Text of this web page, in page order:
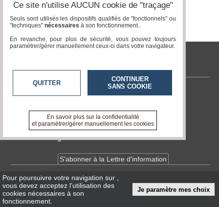
du
groupe
Blogs
Inscription
tvlocale.fr
Contactez-nous
A propos de tvlocale.fr
Devenir délégué
S'abonner à la Lettre d'information
InfosCNIL/RGPD
Conditions Générales d'Utilisation
Pour poursuivre votre navigation sur
vous devez acceptez l’utilisation des
cookies nécessaires à son
fonctionnement.
Je paramètre mes choix
Ce site n'utilise AUCUN cookie de "traçage"
Seuls sont utilisés les dispositifs qualifiés de "fonctionnels" ou
"techniques" nécessaires à son fonctionnement..
En revanche, pour plus de sécurité, vous pouvez toujours
paramétrer/gérer manuellement ceux-ci dans votre navigateur.
QUITTER
CONTINUER
SANS COOKIE
En savoir plus sur la confidentialité
et paramétrer/gérer manuellement les cookies